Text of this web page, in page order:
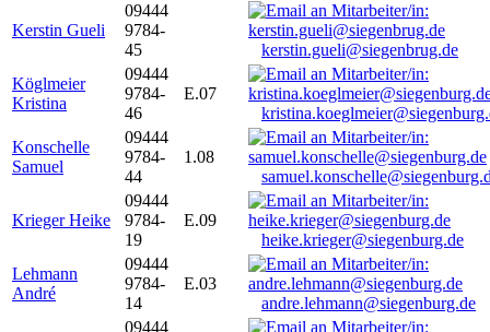
Kerstin Gueli
09444
9784-
45
kerstin.gueli@siegenbrug.de
Köglmeier
Kristina
09444
9784-
46
E.07
Konschelle
Samuel
09444
9784-
44
1.08
Krieger Heike
09444
9784-
19
E.09
heike.krieger@siegenburg.de
Lehmann
André
09444
9784-
14
E.03
andre.lehmann@siegenburg.de
09444